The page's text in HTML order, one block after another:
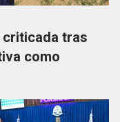
criticada tras
como